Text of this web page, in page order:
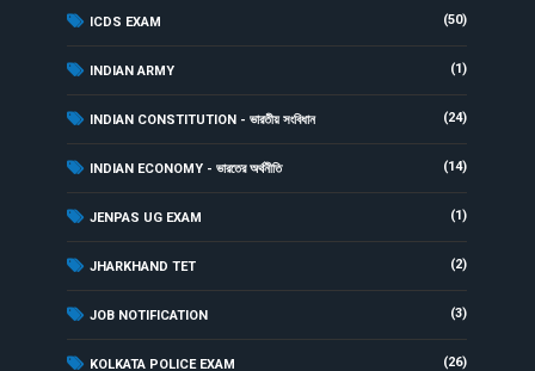
ICDS EXAM (50)
INDIAN ARMY (1)
INDIAN CONSTITUTION - ভারতীয় সংবিধান (24)
INDIAN ECONOMY - ভারতের অর্থনীতি (14)
JENPAS UG EXAM (1)
JHARKHAND TET (2)
JOB NOTIFICATION (3)
KOLKATA POLICE EXAM (26)